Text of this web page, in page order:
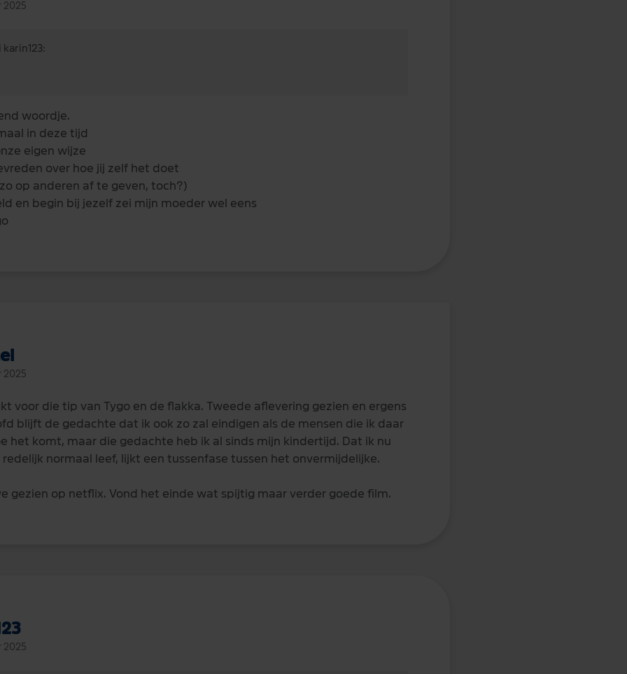
2025
woordje.
in deze tijd
eigen wijze
over hoe jij zelf het doet
op anderen af te geven, toch?)
en begin bij jezelf zei mijn moeder wel eens
2025
voor die tip van Tygo en de flakka. Tweede aflevering gezien en ergens
blijft de gedachte dat ik ook zo zal eindigen als de mensen die ik daar
het komt, maar die gedachte heb ik al sinds mijn kindertijd. Dat ik nu
normaal leef, lijkt een tussenfase tussen het onvermijdelijke.
gezien op netflix. Vond het einde wat spijtig maar verder goede film.
2025